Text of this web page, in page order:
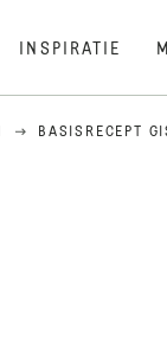
INSPIRATIE
BASISRECEPT